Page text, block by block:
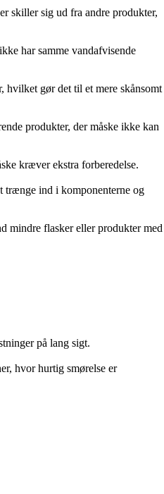
skiller sig ud fra andre produkter,
har samme vandafvisende
hvilket gør det til et mere skånsomt
produkter, der måske ikke kan
kræver ekstra forberedelse.
trænge ind i komponenterne og
mindre flasker eller produkter med
på lang sigt.
hvor hurtig smørelse er